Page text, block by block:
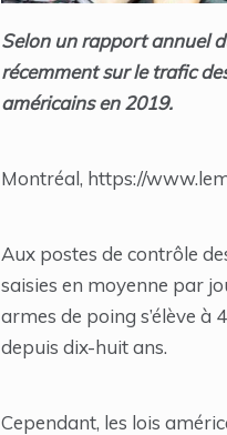
Selon un rapport annuel
récemment sur le trafic
américains en 2019.
Montréal, https://
Aux postes de contrôle
saisies en moyenne par
armes de poing s’élève
depuis dix-huit ans.
Cependant, les lois